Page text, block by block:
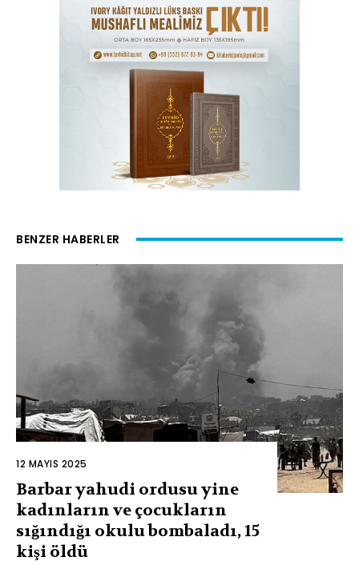
BENZER HABERLER
12 MAYIS 2025
Barbar yahudi ordusu yine
kadınların ve çocukların
sığındığı okulu bombaladı, 15
kişi öldü